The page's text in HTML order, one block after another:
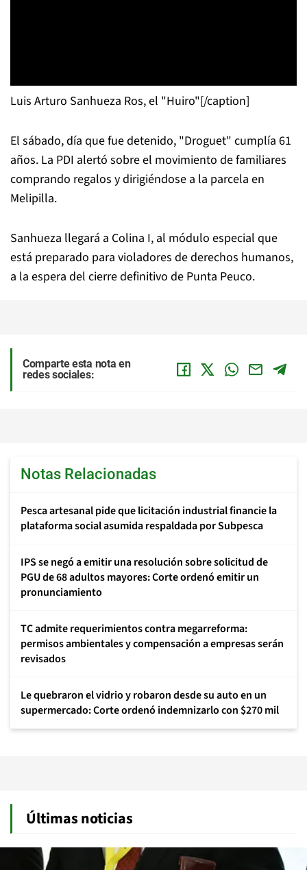
Luis Arturo Sanhueza Ros, el "Huiro"[/caption]
El sábado, día que fue detenido, "Droguet" cumplía 61
años. La PDI alertó sobre el movimiento de familiares
comprando regalos y dirigiéndose a la parcela en
Melipilla.
Sanhueza llegará a Colina I, al módulo especial que
está preparado para violadores de derechos humanos,
a la espera del cierre definitivo de Punta Peuco.
Comparte esta nota en
redes sociales:
Notas Relacionadas
Pesca artesanal pide que licitación industrial financie la
plataforma social asumida respaldada por Subpesca
IPS se negó a emitir una resolución sobre solicitud de
PGU de 68 adultos mayores: Corte ordenó emitir un
pronunciamiento
TC admite requerimientos contra megarreforma:
permisos ambientales y compensación a empresas serán
revisados
Le quebraron el vidrio y robaron desde su auto en un
supermercado: Corte ordenó indemnizarlo con $270 mil
Últimas noticias